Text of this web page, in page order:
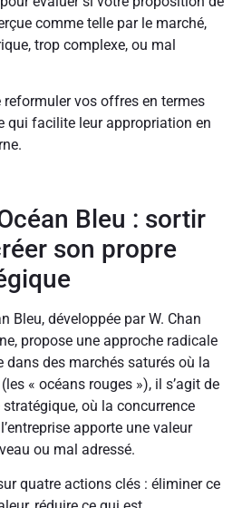
comme telle par le marché,
trop complexe, ou mal
reformuler vos offres en termes
qui facilite leur appropriation en
Bleu : sortir
son propre
Bleu, développée par W. Chan
propose une approche radicale
dans des marchés saturés où la
« océans rouges »), il s’agit de
où la concurrence
apporte une valeur
ou mal adressé.
quatre actions clés : éliminer ce